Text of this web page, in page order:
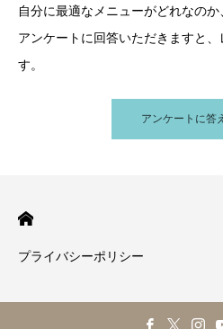
自分に最適なメニューがどれなの
アンケートに回答いただきますと
す。
アンケートに
プライバシーポリシー